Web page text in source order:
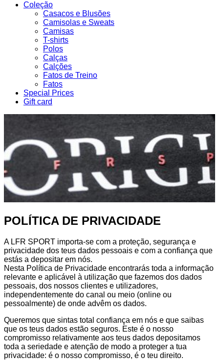
Coleção
Casacos e Blusões
Camisolas e Sweats
Camisas
T-shirts
Polos
Calças
Calções
Fatos de Treino
Fatos
Special Prices
Gift card
POLÍTICA DE PRIVACIDADE
A LFR SPORT importa-se com a proteção, segurança e
privacidade dos teus dados pessoais e com a confiança que
estás a depositar em nós.
Nesta Política de Privacidade encontrarás toda a informação
relevante e aplicável à utilização que fazemos dos dados
pessoais, dos nossos clientes e utilizadores,
independentemente do canal ou meio (online ou
pessoalmente) de onde advêm os dados.
Queremos que sintas total confiança em nós e que saibas
que os teus dados estão seguros. Este é o nosso
compromisso relativamente aos teus dados depositamos
toda a seriedade e atenção de modo a proteger a tua
privacidade: é o nosso compromisso, é o teu direito.